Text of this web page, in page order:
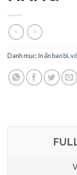
Danh mục:In ấn bao bì,